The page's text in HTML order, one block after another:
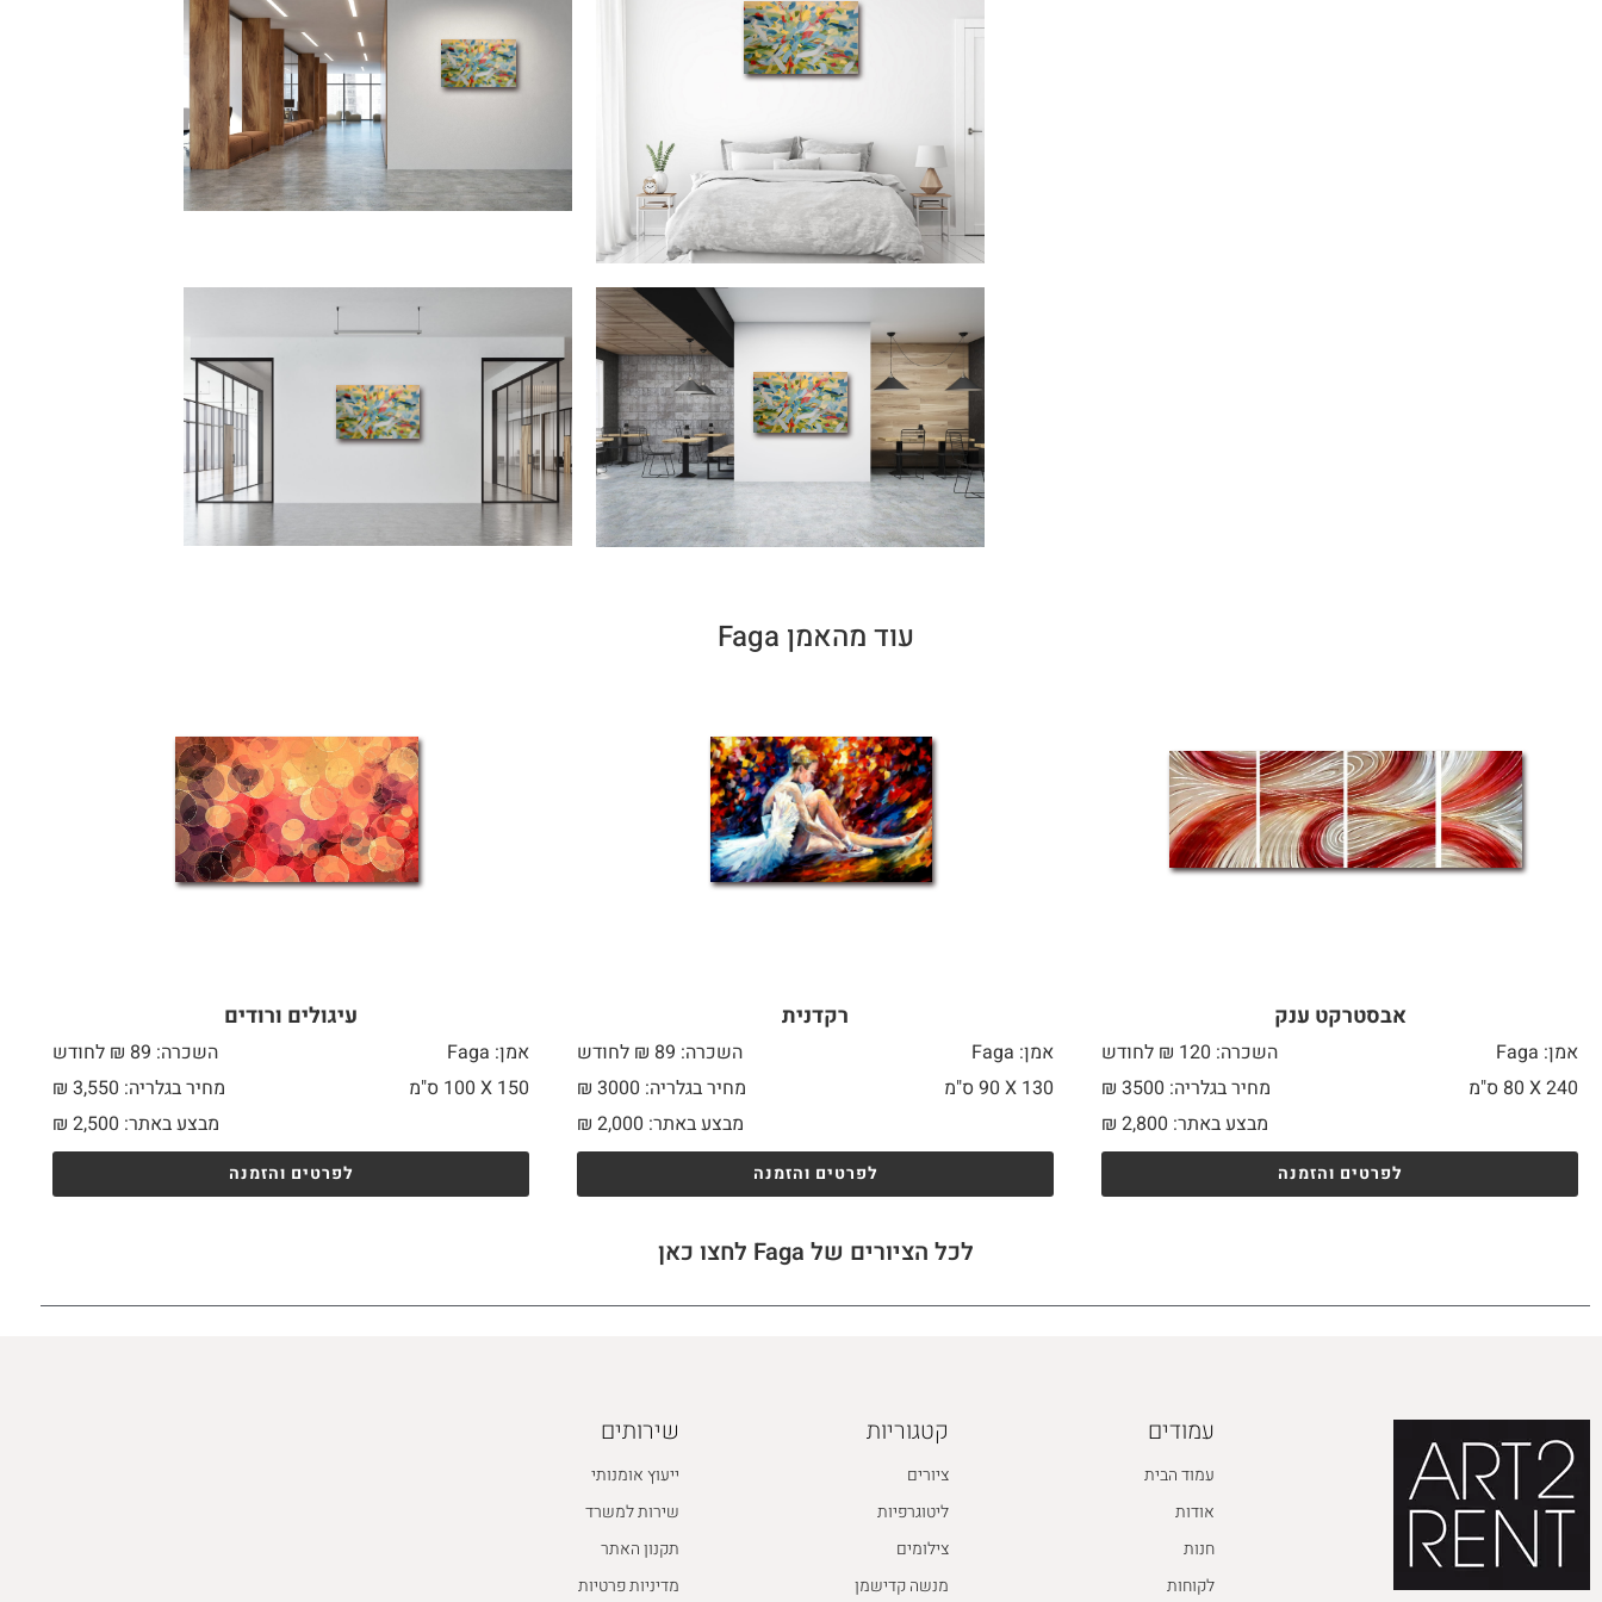
עוד מהאמן Faga
אבסטרקט ענק
אמן: Faga
השכרה: 120 ₪ לחודש
240 X
מחיר בגלריה: 3500 ₪
מבצע באתר:
₪ 2,800
לפרטים והזמנה
רקדנית
אמן: Faga
השכרה: 89 ₪ לחודש
130 X
מחיר בגלריה: 3000 ₪
מבצע באתר:
₪ 2,000
לפרטים והזמנה
עיגולים ורודים
אמן: Faga
השכרה: 89 ₪ לחודש
150 X
מחיר בגלריה: 3,550 ₪
מבצע באתר:
₪ 2,500
לפרטים והזמנה
לכל הציורים של Faga לחצו כאן
עמודים
עמוד הבית
אודות
חנות
לקוחות
קטגוריות
ציורים
ליטוגרפיות
צילומים
מנשה קדישמן
שירותים
ייעוץ אומנותי
שירות למשרד
תקנון האתר
מדיניות פרטיות